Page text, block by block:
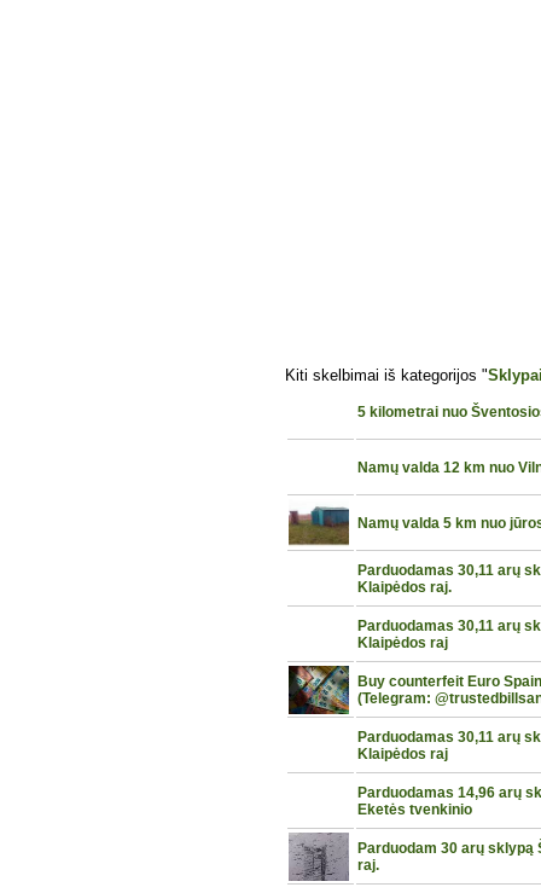
Kiti skelbimai iš kategorijos "
5 kilometrai nuo
Namų valda 12 km nuo
Namų valda 5 km nuo
Parduodamas 30,11 arų
Klaipėdos raj.
Parduodamas 30,11 arų
Klaipėdos raj
Buy counterfeit Euro
(Telegram:
Parduodamas 30,11 arų
Klaipėdos raj
Parduodamas 14,96 arų
Eketės tvenkinio
Parduodam 30 arų sklypą
raj.